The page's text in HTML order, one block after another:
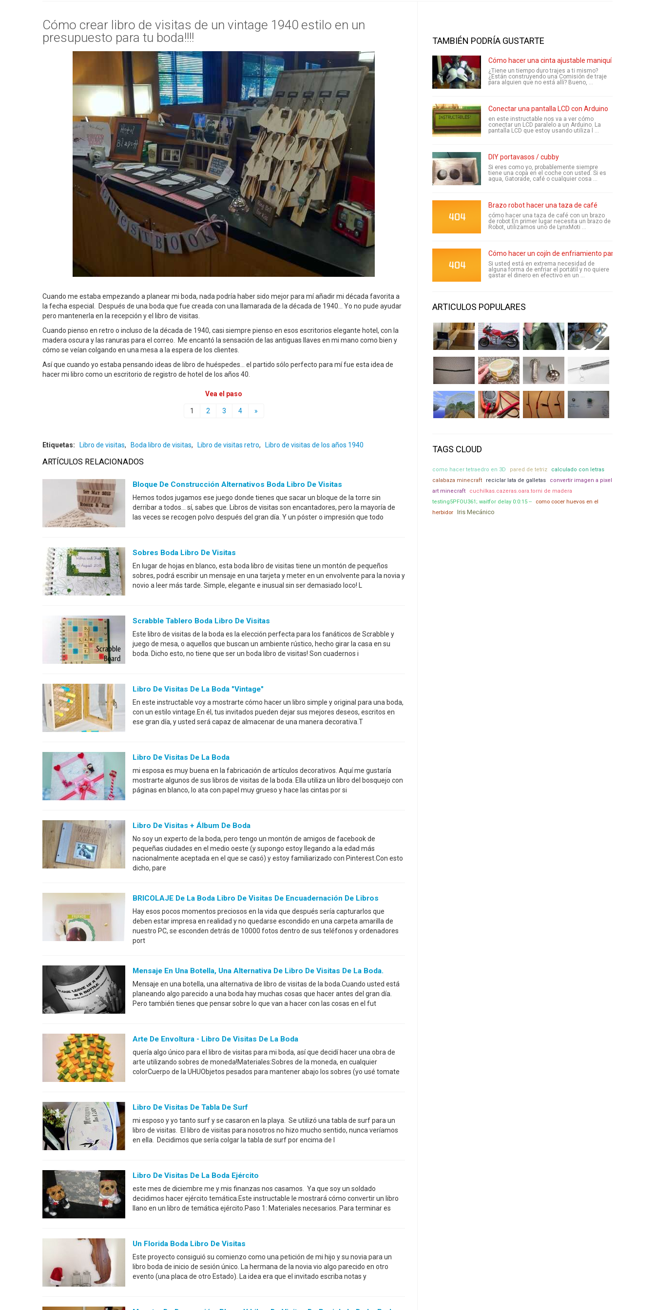
Cómo crear libro de visitas de un vintage 1940 estilo en un
presupuesto para tu boda!!!!
Cuando me estaba empezando a planear mi boda, nada podría haber sido mejor para mí añadir mi década favorita a
la fecha especial. Después de una boda que fue creada con una llamarada de la década de 1940... Yo no pude ayudar
pero mantenerla en la recepción y el libro de visitas.
Cuando pienso en retro o incluso de la década de 1940, casi siempre pienso en esos escritorios elegante hotel, con la
madera oscura y las ranuras para el correo. Me encantó la sensación de las antiguas llaves en mi mano como bien y
cómo se veían colgando en una mesa a la espera de los clientes.
Así que cuando yo estaba pensando ideas de libro de huéspedes... el partido sólo perfecto para mí fue esta idea de
hacer mi libro como un escritorio de registro de hotel de los años 40.
Vea el paso
1 2 3 4 »
Etiquetas: Libro de visitas, Boda libro de visitas, Libro de visitas retro, Libro de visitas de los años 1940
ARTÍCULOS RELACIONADOS
Bloque De Construcción Alternativos Boda Libro De Visitas
Hemos todos jugamos ese juego donde tienes que sacar un bloque de la torre sin
derribar a todos... sí, sabes que. Libros de visitas son encantadores, pero la mayoría de
las veces se recogen polvo después del gran día. Y un póster o impresión que todo
Sobres Boda Libro De Visitas
En lugar de hojas en blanco, esta boda libro de visitas tiene un montón de pequeños
sobres, podrá escribir un mensaje en una tarjeta y meter en un envolvente para la novia y
novio a leer más tarde. Simple, elegante e inusual sin ser demasiado loco! L
Scrabble Tablero Boda Libro De Visitas
Este libro de visitas de la boda es la elección perfecta para los fanáticos de Scrabble y
juego de mesa, o aquellos que buscan un ambiente rústico, hecho girar la casa en su
boda. Dicho esto, no tiene que ser un boda libro de visitas! Son cuadernos i
Libro De Visitas De La Boda "Vintage"
En este instructable voy a mostrarte cómo hacer un libro simple y original para una boda,
con un estilo vintage.En él, tus invitados pueden dejar sus mejores deseos, escritos en
ese gran día, y usted será capaz de almacenar de una manera decorativa.T
Libro De Visitas De La Boda
mi esposa es muy buena en la fabricación de artículos decorativos. Aquí me gustaría
mostrarte algunos de sus libros de visitas de la boda. Ella utiliza un libro del bosquejo con
páginas en blanco, lo ata con papel muy grueso y hace las cintas por si
Libro De Visitas + Álbum De Boda
No soy un experto de la boda, pero tengo un montón de amigos de facebook de
pequeñas ciudades en el medio oeste (y supongo estoy llegando a la edad más
nacionalmente aceptada en el que se casó) y estoy familiarizado con Pinterest.Con esto
dicho, pare
BRICOLAJE De La Boda Libro De Visitas De Encuadernación De Libros
Hay esos pocos momentos preciosos en la vida que después sería capturarlos que
deben estar impresa en realidad y no quedarse escondido en una carpeta amarilla de
nuestro PC, se esconden detrás de 10000 fotos dentro de sus teléfonos y ordenadores
port
Mensaje En Una Botella, Una Alternativa De Libro De Visitas De La Boda.
Mensaje en una botella, una alternativa de libro de visitas de la boda.Cuando usted está
planeando algo parecido a una boda hay muchas cosas que hacer antes del gran día.
Pero también tienes que pensar sobre lo que van a hacer con las cosas en el fut
Arte De Envoltura - Libro De Visitas De La Boda
quería algo único para el libro de visitas para mi boda, así que decidí hacer una obra de
arte utilizando sobres de moneda!Materiales:Sobres de la moneda, en cualquier
colorCuerpo de la UHUObjetos pesados para mantener abajo los sobres (yo usé tomate
Libro De Visitas De Tabla De Surf
mi esposo y yo tanto surf y se casaron en la playa. Se utilizó una tabla de surf para un
libro de visitas. El libro de visitas para nosotros no hizo mucho sentido, nunca veríamos
en ella. Decidimos que sería colgar la tabla de surf por encima de l
Libro De Visitas De La Boda Ejército
este mes de diciembre me y mis finanzas nos casamos. Ya que soy un soldado
decidimos hacer ejército temática.Este instructable le mostrará cómo convertir un libro
llano en un libro de temática ejército.Paso 1: Materiales necesarios. Para terminar es
Un Florida Boda Libro De Visitas
Este proyecto consiguió su comienzo como una petición de mi hijo y su novia para un
libro boda de inicio de sesión único. La hermana de la novia vio algo parecido en otro
evento (una placa de otro Estado). La idea era que el invitado escriba notas y
TAMBIÉN PODRÍA GUSTARTE
Cómo hacer una cinta ajustable maniquí
¿Tiene un tiempo duro trajes a ti mismo?
¿Están construyendo una Comisión de traje
para alguien que no está allí? Bueno, ...
Conectar una pantalla LCD con Arduino
en este instructable nos va a ver cómo
conectar un LCD paralelo a un Arduino. La
pantalla LCD que estoy usando utiliza l ...
DIY portavasos / cubby
Si eres como yo, probablemente siempre
tiene una copa en el coche con usted. Si es
agua, Gatorade, café o cualquier cosa ...
Brazo robot hacer una taza de café
cómo hacer una taza de café con un brazo
de robot:En primer lugar necesita un brazo de
Robot, utilizamos uno de LynxMoti ...
Cómo hacer un cojín de enfriamiento para Laptop
Si usted está en extrema necesidad de
alguna forma de enfriar el portátil y no quiere
gastar el dinero en efectivo en un ...
ARTICULOS POPULARES
TAGS CLOUD
como hacer tetraedro en 3D pared de tetriz
calculado con letras
calabaza minecraft
reciclar lata de galletas
convertir imagen a pixel
art minecraft
cuchilkas.cazeras.oara.torni de madera
testing5PFOU361; waitfor delay 0:0:15 --
como cocer huevos en el
herbidor Iris Mecánico